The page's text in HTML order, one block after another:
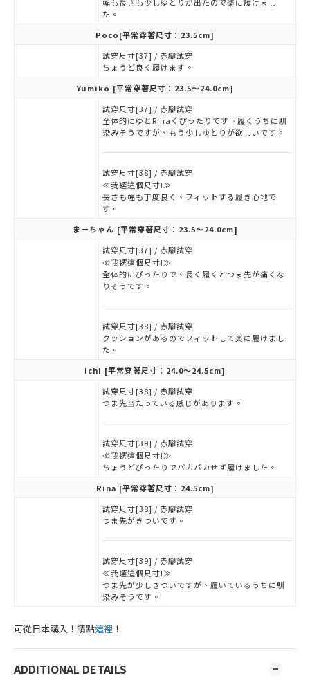
た。
Poco[平常穿著尺寸：23.5cm]
試穿尺寸[37] / 赤腳試穿
ちょうど良く履けます。
Yumiko [平常穿著尺寸：23.5～24.0cm]
試穿尺寸[37] / 赤腳試穿
全体的にゆとRinaくぴったりです。履くうちに馴
染みそうですが、もう少しゆとりが欲しいです。
試穿尺寸[38] / 赤腳試穿
≪我選這個尺寸!≫
長さも幅も丁度良く、フィットする履き心地で
す。
まーちゃん [平常穿著尺寸：23.5～24.0cm]
試穿尺寸[37] / 赤腳試穿
≪我選這個尺寸!≫
全体的にぴったりで、長く履くとつま先が痛くな
りそうです。
試穿尺寸[38] / 赤腳試穿
クッションがあるのでフィットして楽に履けまし
た。
Ichi [平常穿著尺寸：24.0～24.5cm]
試穿尺寸[38] / 赤腳試穿
つま先当たっている感じがあります。
試穿尺寸[39] / 赤腳試穿
≪我選這個尺寸!≫
ちょうどぴったりでパカパカせず履けました。
Rina [平常穿著尺寸：24.5cm]
試穿尺寸[38] / 赤腳試穿
つま先がきついです。
試穿尺寸[39] / 赤腳試穿
≪我選這個尺寸!≫
つま先が少しきついですが、履いているうちに馴
染みそうです。
可從日本購入！請點這裡 ！
ADDITIONAL DETAILS